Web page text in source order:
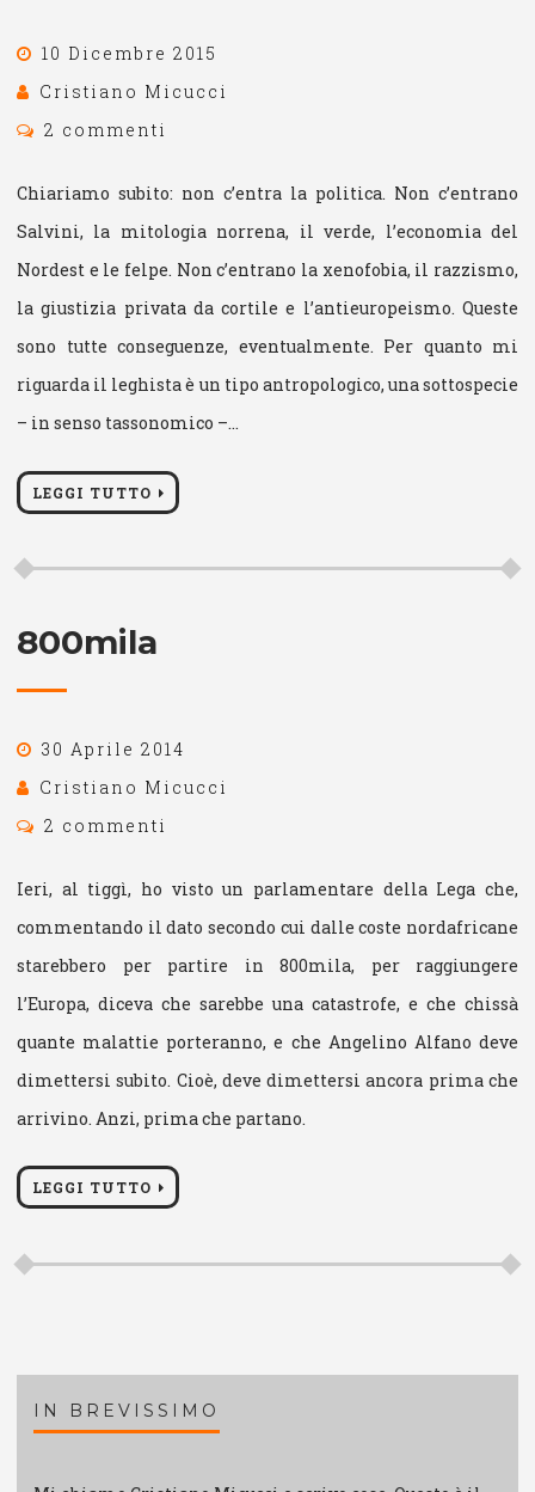
10 Dicembre 2015
Cristiano Micucci
2 commenti
Chiariamo subito: non c’entra la politica. Non c’entrano
Salvini, la mitologia norrena, il verde, l’economia del
Nordest e le felpe. Non c’entrano la xenofobia, il razzismo,
la giustizia privata da cortile e l’antieuropeismo. Queste
sono tutte conseguenze, eventualmente. Per quanto mi
riguarda il leghista è un tipo antropologico, una sottospecie
– in senso tassonomico –…
LEGGI TUTTO
800mila
30 Aprile 2014
Cristiano Micucci
2 commenti
Ieri, al tiggì, ho visto un parlamentare della Lega che,
commentando il dato secondo cui dalle coste nordafricane
starebbero per partire in 800mila, per raggiungere
l’Europa, diceva che sarebbe una catastrofe, e che chissà
quante malattie porteranno, e che Angelino Alfano deve
dimettersi subito. Cioè, deve dimettersi ancora prima che
arrivino. Anzi, prima che partano.
LEGGI TUTTO
IN BREVISSIMO